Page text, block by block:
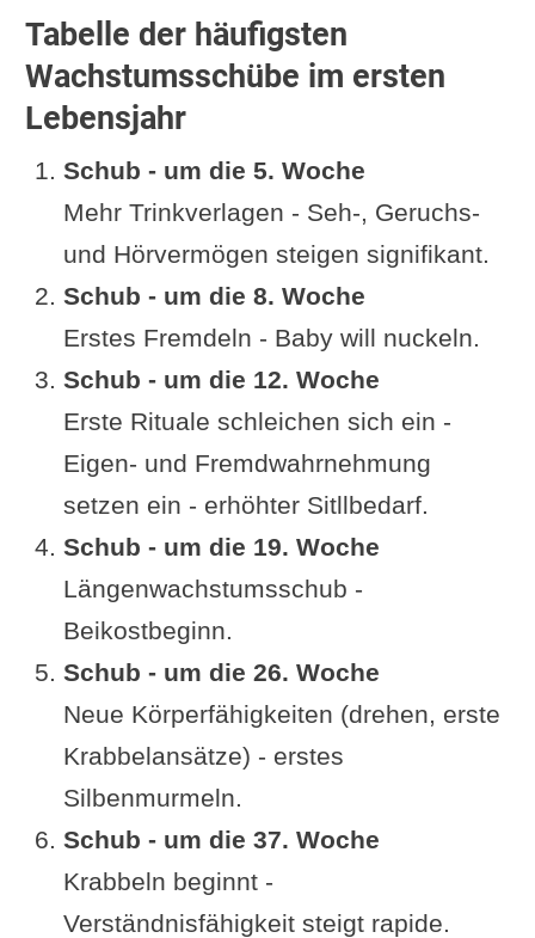
Tabelle der häufigsten
Wachstumsschübe im ersten
Lebensjahr
Schub - um die 5. Woche
Mehr Trinkverlagen - Seh-, Geruchs-
und Hörvermögen steigen signifikant.
Schub - um die 8. Woche
Erstes Fremdeln - Baby will nuckeln.
Schub - um die 12. Woche
Erste Rituale schleichen sich ein -
Eigen- und Fremdwahrnehmung
setzen ein - erhöhter Sitllbedarf.
Schub - um die 19. Woche
Längenwachstumsschub -
Beikostbeginn.
Schub - um die 26. Woche
Neue Körperfähigkeiten (drehen, erste
Krabbelansätze) - erstes
Silbenmurmeln.
Schub - um die 37. Woche
Krabbeln beginnt -
Verständnisfähigkeit steigt rapide.